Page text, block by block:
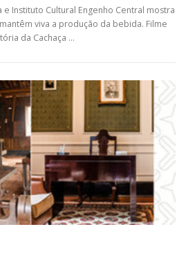
e Instituto Cultural Engenho Central mostra
viva a produção da bebida. Filme
da Cachaça …